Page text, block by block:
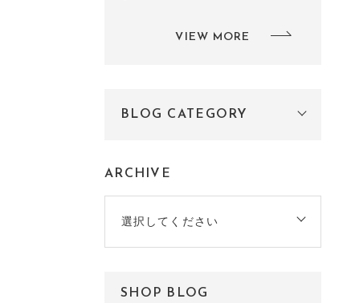
VIEW MORE
BLOG CATEGORY
ARCHIVE
選択してください
SHOP BLOG